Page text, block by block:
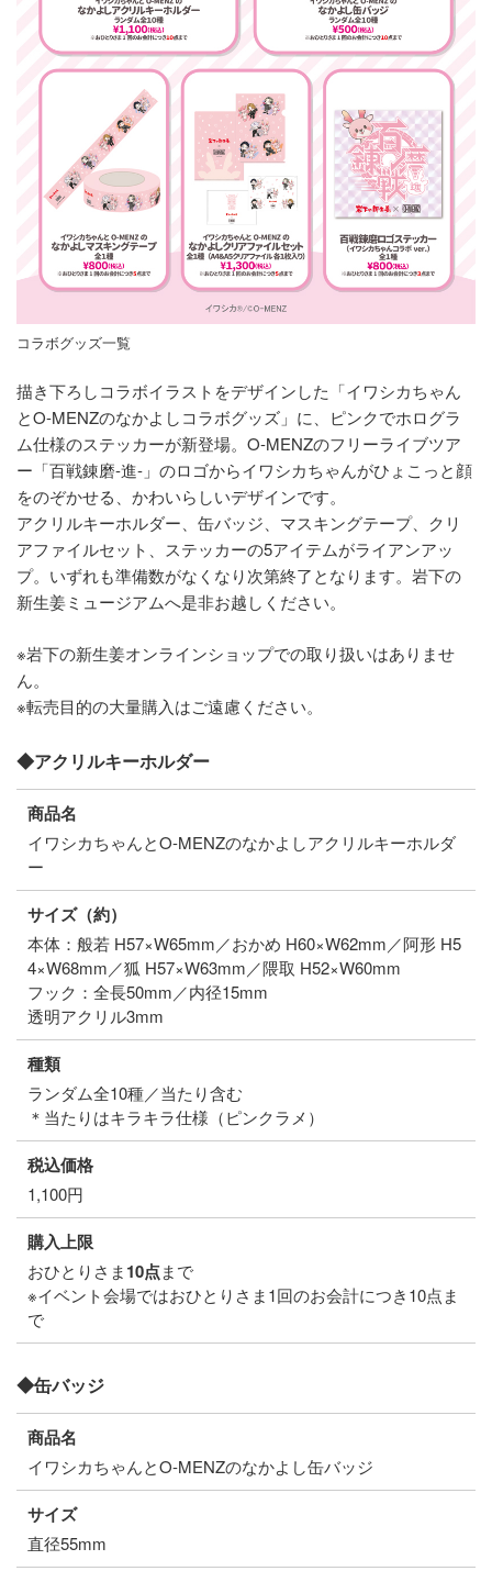
コラボグッズ一覧
描き下ろしコラボイラストをデザインした「イワシカちゃん
とO-MENZのなかよしコラボグッズ」に、ピンクでホログラ
ム仕様のステッカーが新登場。O-MENZのフリーライブツア
ー「百戦錬磨-進-」のロゴからイワシカちゃんがひょこっと顔
をのぞかせる、かわいらしいデザインです。
アクリルキーホルダー、缶バッジ、マスキングテープ、クリ
アファイルセット、ステッカーの5アイテムがライアンアッ
プ。いずれも準備数がなくなり次第終了となります。岩下の
新生姜ミュージアムへ是非お越しください。
※岩下の新生姜オンラインショップでの取り扱いはありませ
ん。
※転売目的の大量購入はご遠慮ください。
◆アクリルキーホルダー
商品名
イワシカちゃんとO-MENZのなかよしアクリルキーホルダ
ー
サイズ（約）
本体：般若 H57×W65mm／おかめ H60×W62mm／阿形 H5
4×W68mm／狐 H57×W63mm／隈取 H52×W60mm
フック：全長50mm／内径15mm
透明アクリル3mm
種類
ランダム全10種／当たり含む
＊当たりはキラキラ仕様（ピンクラメ）
税込価格
1,100円
購入上限
おひとりさま10点まで
※イベント会場ではおひとりさま1回のお会計につき10点ま
で
◆缶バッジ
商品名
イワシカちゃんとO-MENZのなかよし缶バッジ
サイズ
直径55mm